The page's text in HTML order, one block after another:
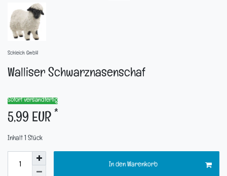
Schleich GmbH
Walliser Schwarznasenschaf
Sofort versandfertig
5,99 EUR
*
Inhalt Stück
In den Warenkorb